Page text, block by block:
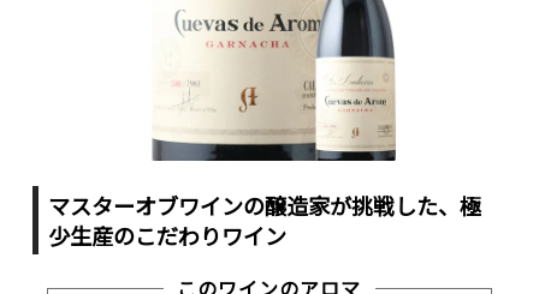
マスターオブワインの醸造家が挑戦した、極
少生産のこだわりワイン
このワインのアロマ